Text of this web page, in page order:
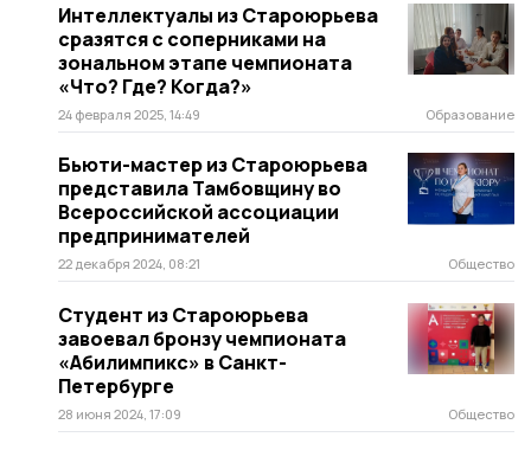
Интеллектуалы из Староюрьева
сразятся с соперниками на
зональном этапе чемпионата
«Что? Где? Когда?»
24 февраля 2025, 14:49 Образование
Бьюти-мастер из Староюрьева
представила Тамбовщину во
Всероссийской ассоциации
предпринимателей
22 декабря 2024, 08:21 Общество
Студент из Староюрьева
завоевал бронзу чемпионата
«Абилимпикс» в Санкт-
Петербурге
28 июня 2024, 17:09 Общество